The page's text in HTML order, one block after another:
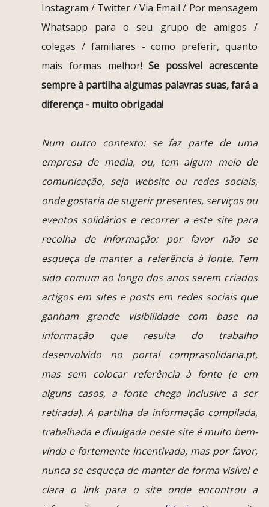
Instagram / Twitter / Via Email / Por mensagem
Whatsapp para o seu grupo de amigos /
colegas / familiares - como preferir, quanto
mais formas melhor!Se possível acrescente
sempre à partilha algumas palavras suas, fará a
diferença - muito obrigada!
Num outro contexto: se faz parte de uma
empresa de media, ou, tem algum meio de
comunicação, seja website ou redes sociais,
onde gostaria de sugerir presentes, serviços ou
eventos solidários e recorrer a este site para
recolha de informação: por favor não se
esqueça de manter a referência à fonte. Tem
sido comum ao longo dos anos serem criados
artigos em sites e posts em redes sociais que
ganham grande visibilidade com base na
informação que resulta do trabalho
desenvolvido no portal comprasolidaria.pt,
mas sem colocar referência à fonte (e em
alguns casos, a fonte chega inclusive a ser
retirada). A partilha da informação compilada,
trabalhada e divulgada neste site é muito bem-
vinda e fortemente incentivada, mas por favor,
nunca se esqueça de manter de forma visível e
clara o link para o site onde encontrou a